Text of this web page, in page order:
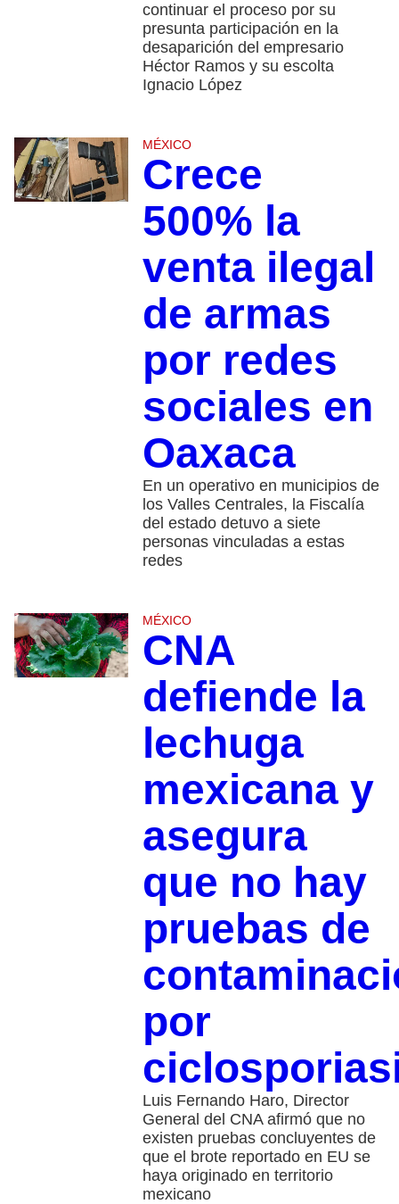
continuar el proceso por su
presunta participación en la
desaparición del empresario
Héctor Ramos y su escolta
Ignacio López
MÉXICO
Crece
500% la
venta ilegal
de armas
por redes
sociales en
Oaxaca
En un operativo en municipios de
los Valles Centrales, la Fiscalía
del estado detuvo a siete
personas vinculadas a estas
redes
MÉXICO
CNA
defiende la
lechuga
mexicana y
asegura
que no hay
pruebas de
por
Luis Fernando Haro, Director
General del CNA afirmó que no
existen pruebas concluyentes de
que el brote reportado en EU se
haya originado en territorio
mexicano